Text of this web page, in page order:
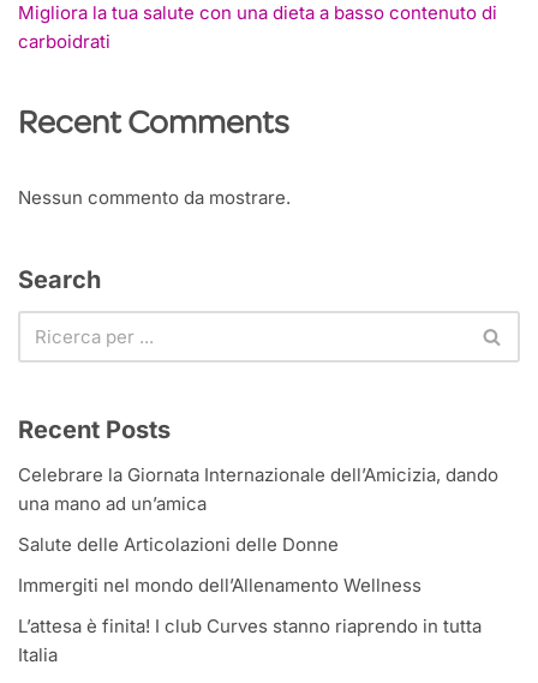
Migliora la tua salute con una dieta a basso contenuto di
carboidrati
Recent Comments
Nessun commento da mostrare.
Search
Recent Posts
Celebrare la Giornata Internazionale dell’Amicizia, dando
una mano ad un’amica
Salute delle Articolazioni delle Donne
Immergiti nel mondo dell’Allenamento Wellness
L’attesa è finita! I club Curves stanno riaprendo in tutta
Italia